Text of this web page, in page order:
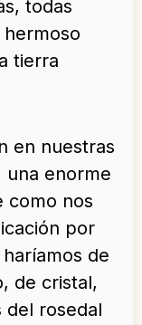
todas
tierra
en nuestras
una enorme
como nos
por
de
de cristal,
del rosedal